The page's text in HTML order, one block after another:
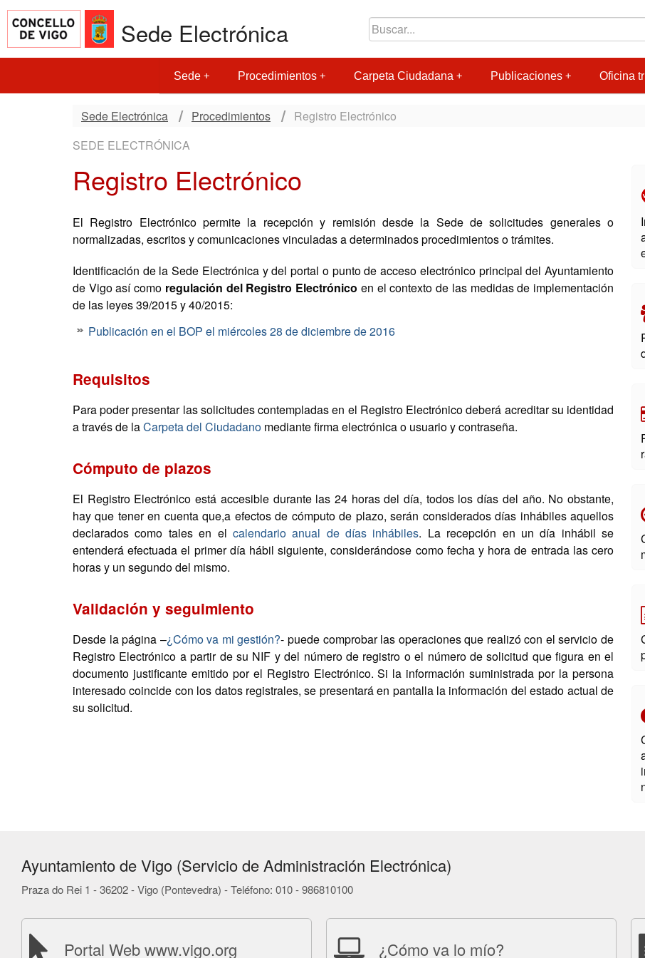
Sede Electrónica
Sede Procedimientos Carpeta Ciudadana Publicaciones Oficina
Sede Electrónica Procedimientos
Registro Electrónico
SEDE ELECTRÓNICA
Registro Electrónico
El Registro Electrónico permite la recepción y remisión desde la Sede de solicitudes generales o
normalizadas, escritos y comunicaciones vinculadas a determinados procedimientos o trámites.
Identificación de la Sede Electrónica y del portal o punto de acceso electrónico principal del Ayuntamiento
de Vigo así como regulación del Registro Electrónico en el contexto de las medidas de implementación
de las leyes 39/2015 y 40/2015:
Publicación en el BOP el miércoles 28 de diciembre de 2016
Requisitos
Para poder presentar las solicitudes contempladas en el Registro Electrónico deberá acreditar su identidad
a través de laCarpeta del Ciudadano mediante firma electrónica o usuario y contraseña.
Cómputo de plazos
El Registro Electrónico está accesible durante las 24 horas del día, todos los días del año. No obstante,
hay que tener en cuenta que,a efectos de cómputo de plazo, serán considerados días inhábiles aquellos
declarados como tales en el calendario anual de días inhábiles. La recepción en un día inhábil se
entenderá efectuada el primer día hábil siguiente, considerándose como fecha y hora de entrada las cero
horas y un segundo del mismo.
Validación y seguimiento
Desde la página –¿Cómo va mi gestión?- puede comprobar las operaciones que realizó con el servicio de
Registro Electrónico a partir de su NIF y del número de registro o el número de solicitud que figura en el
documento justificante emitido por el Registro Electrónico. Si la información suministrada por la persona
interesado coincide con los datos registrales, se presentará en pantalla la información del estado actual de
su solicitud.
Ayuntamiento de Vigo (Servicio de Administración Electrónica)
Praza do Rei 1 - 36202 - Vigo (Pontevedra) - Teléfono: 010 - 986810100
Portal Web www.vigo.org ¿Cómo va lo mío?